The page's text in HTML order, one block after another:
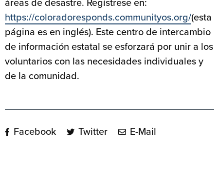
https://coloradoresponds.communityos.org/(esta
página es en inglés). Este centro de intercambio
de información estatal se esforzará por unir a los
voluntarios con las necesidades individuales y
de la comunidad.
Facebook Twitter E-Mail